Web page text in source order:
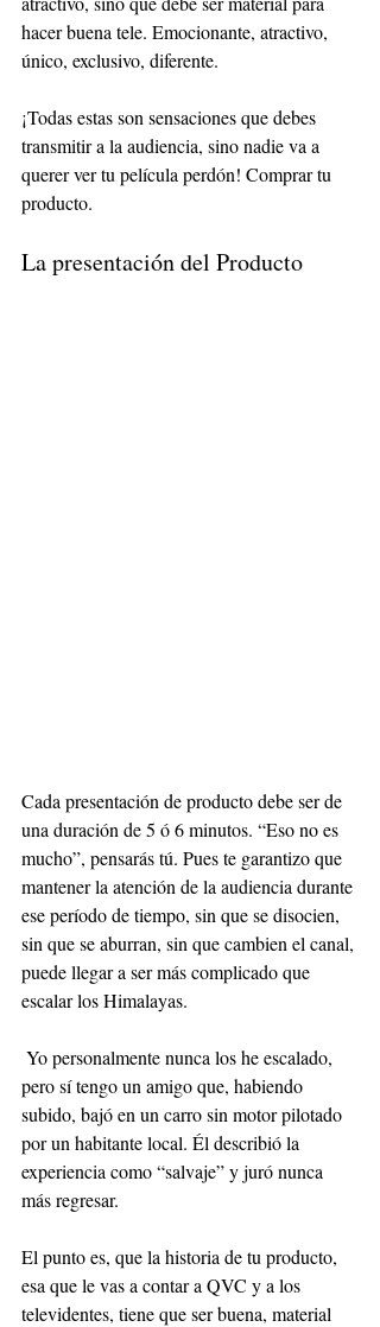
hacer buena tele. Emocionante, atractivo,
único, exclusivo, diferente.
¡Todas estas son sensaciones que debes
transmitir a la audiencia, sino nadie va a
querer ver tu película perdón! Comprar tu
producto.
La presentación del Producto
Cada presentación de producto debe ser de
una duración de 5 ó 6 minutos. “Eso no es
mucho”, pensarás tú. Pues te garantizo que
mantener la atención de la audiencia durante
ese período de tiempo, sin que se disocien,
sin que se aburran, sin que cambien el canal,
puede llegar a ser más complicado que
escalar los Himalayas.
pero sí tengo un amigo que, habiendo
subido, bajó en un carro sin motor pilotado
por un habitante local. Él describió la
experiencia como “salvaje” y juró nunca
más regresar.
El punto es, que la historia de tu producto,
esa que le vas a contar a QVC y a los
televidentes, tiene que ser buena, material